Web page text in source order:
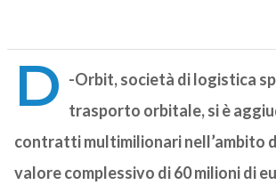
D -Orbit, società di logistica
trasporto orbitale, si è
contratti multimilionari nell’ambito
valore complessivo di 60 milioni di